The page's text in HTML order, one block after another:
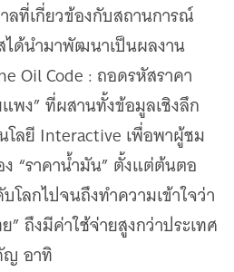
ที่เกี่ยวข้องกับสถานการณ์
ได้นำมาพัฒนาเป็นผลงาน
Oil Code : ถอดรหัสราคา
พง” ที่ผสานทั้งข้อมูลเชิงลึก
โลยี Interactive เพื่อพาผู้ชม
ง “ราคาน้ำมัน” ตั้งแต่ต้นตอ
โลกไปจนถึงทำความเข้าใจว่า
” ถึงมีค่าใช้จ่ายสูงกว่าประเทศ
ญ อาทิ